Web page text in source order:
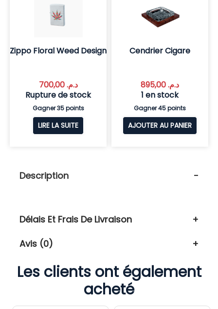
Zippo Floral Weed Design
د.م.700,00
Rupture de stock
Gagner 35 points
LIRE LA SUITE
Cendrier Cigare
د.م.
1 en stock
Gagner 45 points
AJOUTER AU PANIER
Description
Délais Et Frais De Livraison
Avis (0)
Les clients ont également
acheté